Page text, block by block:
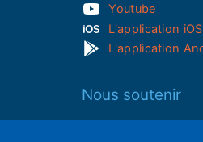
Youtube
L'application iOS
L'application
Nous soutenir